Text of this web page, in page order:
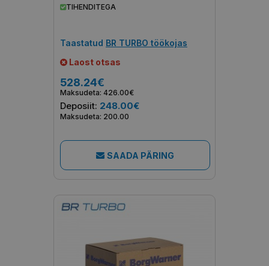
TIHENDITEGA
Taastatud BR TURBO töökojas
Laost otsas
528.24€
Maksudeta: 426.00€
Deposiit: 248.00€
Maksudeta: 200.00
SAADA PÄRING